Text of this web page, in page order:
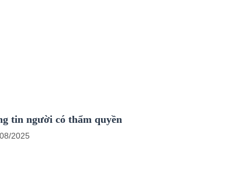
tin người có thẩm quyền
2025